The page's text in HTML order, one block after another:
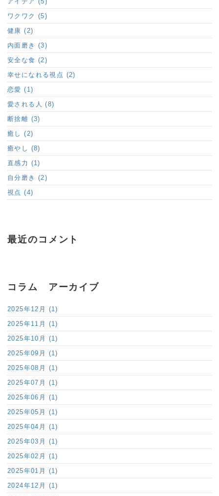
ワクワク (5)
健康 (2)
内面磨き (3)
安全な食 (2)
幸せになれる視点 (2)
恋愛 (1)
愛される人 (8)
断捨離 (3)
癒し (2)
癒やし (8)
直感力 (1)
自分磨き (2)
視点 (4)
最近のコメント
コラム アーカイブ
2025年12月 (1)
2025年11月 (1)
2025年10月 (1)
2025年09月 (1)
2025年08月 (1)
2025年07月 (1)
2025年06月 (1)
2025年05月 (1)
2025年04月 (1)
2025年03月 (1)
2025年02月 (1)
2025年01月 (1)
2024年12月 (1)